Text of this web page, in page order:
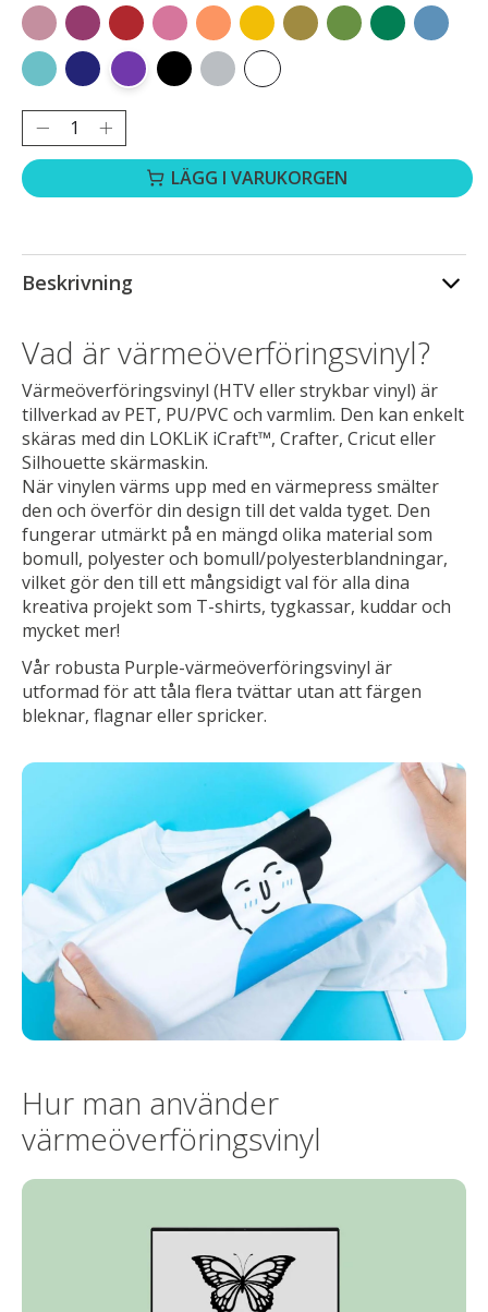
Roséguld
RosröttRöd Rosa OrangeGult Guld Gräsgrön
Grön Havsblå
AquablåKungsblå
Lila Svart SilverVit
LÄGG I VARUKORGEN
Beskrivning
Vad är värmeöverföringsvinyl?
Värmeöverföringsvinyl (HTV eller strykbar vinyl) är
tillverkad av PET, PU/PVC och varmlim. Den kan enkelt
skäras med din LOKLiK iCraft™, Crafter, Cricut eller
Silhouette skärmaskin.
När vinylen värms upp med en värmepress smälter
den och överför din design till det valda tyget. Den
fungerar utmärkt på en mängd olika material som
bomull, polyester och bomull/polyesterblandningar,
vilket gör den till ett mångsidigt val för alla dina
kreativa projekt som T-shirts, tygkassar, kuddar och
mycket mer!
Vår robusta Purple-värmeöverföringsvinyl är
utformad för att tåla flera tvättar utan att färgen
bleknar, flagnar eller spricker.
Hur man använder
värmeöverföringsvinyl